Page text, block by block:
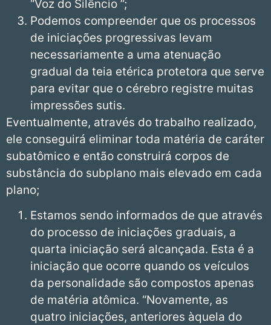
“Voz do Silêncio ”;
Podemos compreender que os processos
de iniciações progressivas levam
necessariamente a uma atenuação
gradual da teia etérica protetora que serve
para evitar que o cérebro registre muitas
impressões sutis.
Eventualmente, através do trabalho realizado,
ele conseguirá eliminar toda matéria de caráter
subatômico e então construirá corpos de
substância do subplano mais elevado em cada
plano;
Estamos sendo informados de que através
do processo de iniciações graduais, a
quarta iniciação será alcançada. Esta é a
iniciação que ocorre quando os veículos
da personalidade são compostos apenas
de matéria atômica. “Novamente, as
quatro iniciações, anteriores àquela do